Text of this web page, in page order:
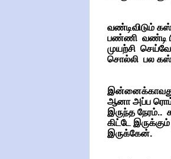
வண்டிவிடும்
பண்ணி வண்டி
முயற்சி
சொல்லி பல
இன்னைக்காவது
ஆனா அப்ப ரொம்ப
இருந்த நேரம்..
கிட்டே
இருக்கேன்.